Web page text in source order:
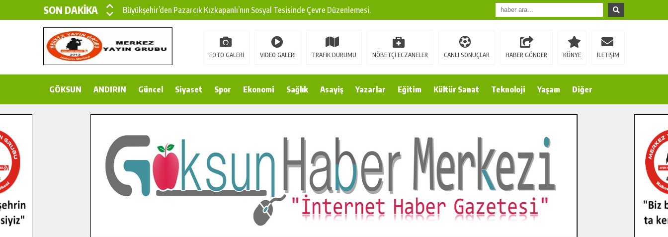
SON DAKİKA
Büyükşehir’den Pazarcık Kızkapanlı’nın Sosyal Tesisinde Çevre Düzenlemesi.
Büyükşehir’den Pazarcık Kırsalına Modern Ulaşım Yatırımı.
Çin’den KSÜ’ye Uluslararası Başarı: Edinilen Bilgi Türk Tarımına Katkı Sağlayacak.
Gençler Pusula Maraş Kampında Yeni Medya ve Fotoğrafçılığı Keşfetti.
İlçe Jandarma Komutanı Karakaya’dan Başkan Cüce’ye Veda Ziyareti.
Bertiz’in Yeni Köprüsünde Sona Doğru.
FOTO GALERİ VIDEO GALERİ TRAFİK DURUMU NÖBETÇİ ECZANELER CANLI SONUÇLAR HABER GÖNDER KÜNYE İLETİŞİM
GÖKSUN ANDIRIN Güncel Siyaset Spor Ekonomi Sağlık Asayiş Yazarlar Eğitim Kültür Sanat Teknoloji Yaşam Diğer